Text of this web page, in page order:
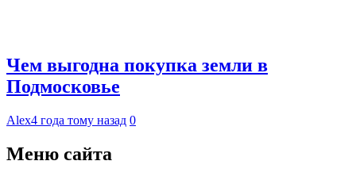
Чем выгодна покупка земли в
Подмосковье
Alex4 года тому назад 0
Меню сайта